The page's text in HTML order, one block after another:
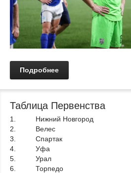
Подробнее
Таблица Первенства
1. Нижний Новгород
2.
Велес
3.
Спартак
4.
Уфа
5.
Урал
6.
Торпедо